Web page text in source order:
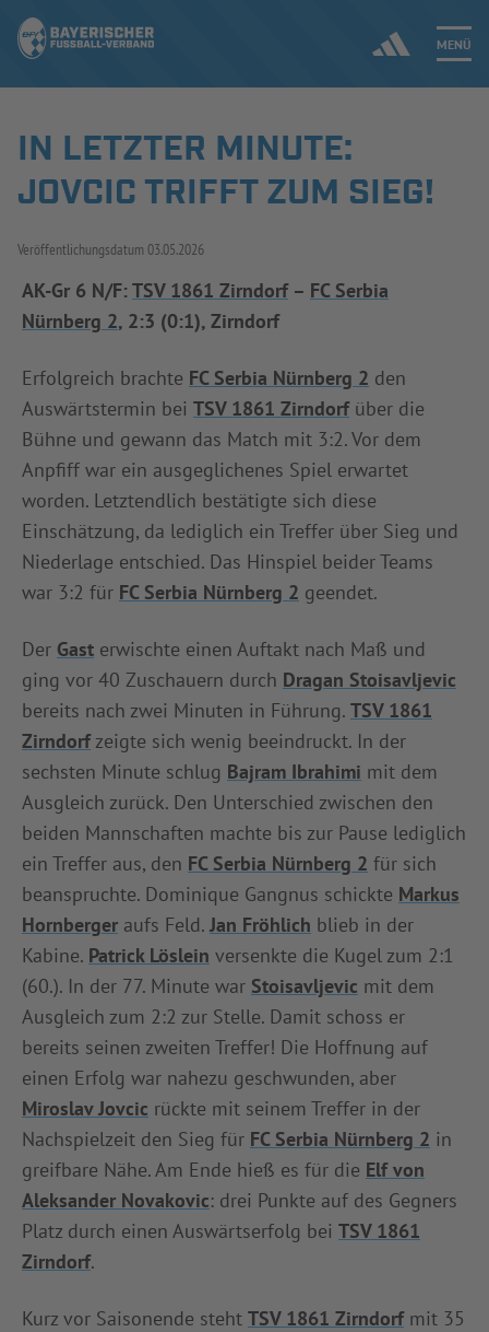
MENÜ
Jetzt einloggen
SPIELBETRIEB & VERBANDSLEBEN
AUSBILDUNG & FÖRDERUNG
DER VERBAND
IN LETZTER MINUTE:
JOVCIC TRIFFT ZUM SIEG!
Veröffentlichungsdatum 03.05.2026
AK-Gr 6 N/F: TSV 1861 Zirndorf– FC Serbia
Nürnberg 2, 2:3 (0:1), Zirndorf
Erfolgreich brachte FC Serbia Nürnberg 2 den
Auswärtstermin bei TSV 1861 Zirndorfüber die
Bühne und gewann das Match mit 3:2. Vor dem
Anpfiff war ein ausgeglichenes Spiel erwartet
worden. Letztendlich bestätigte sich diese
Einschätzung, da lediglich ein Treffer über Sieg und
Niederlage entschied. Das Hinspiel beider Teams
war 3:2 für FC Serbia Nürnberg 2 geendet.
Der Gast erwischte einen Auftakt nach Maß und
ging vor 40 Zuschauern durch Dragan Stoisavljevic
bereits nach zwei Minuten in Führung. TSV 1861
Zirndorfzeigte sich wenig beeindruckt. In der
sechsten Minute schlug Bajram Ibrahimi mit dem
Ausgleich zurück. Den Unterschied zwischen den
beiden Mannschaften machte bis zur Pause lediglich
ein Treffer aus, den FC Serbia Nürnberg 2 für sich
beanspruchte. Dominique Gangnus schickte Markus
Hornberger aufs Feld. Jan Fröhlich blieb in der
Kabine. Patrick Löslein versenkte die Kugel zum 2:1
(60.). In der 77. Minute war Stoisavljevic mit dem
Ausgleich zum 2:2 zur Stelle. Damit schoss er
bereits seinen zweiten Treffer! Die Hoffnung auf
einen Erfolg war nahezu geschwunden, aber
Miroslav Jovcic rückte mit seinem Treffer in der
Nachspielzeit den Sieg für FC Serbia Nürnberg 2 in
greifbare Nähe. Am Ende hieß es für die Elf von
Aleksander Novakovic: drei Punkte auf des Gegners
Platz durch einen Auswärtserfolg bei TSV 1861
Zirndorf.
Kurz vor Saisonende steht TSV 1861 Zirndorfmit 35